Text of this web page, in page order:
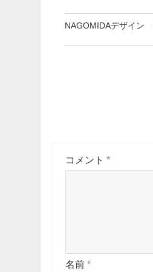
NAGOMIDAデザイン
コメント*
名前*